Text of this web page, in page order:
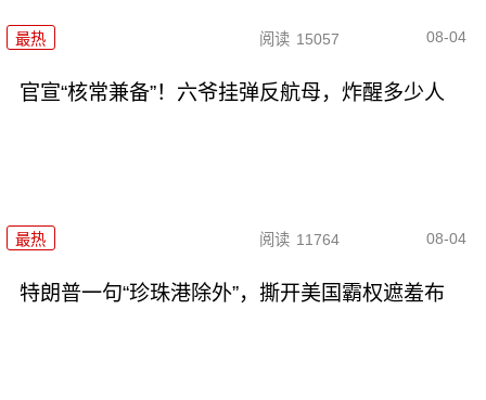
最热 阅读 15057 08-04
官宣“核常兼备”！六爷挂弹反航母，炸醒多少人
最热 阅读 11764 08-04
特朗普一句“珍珠港除外”，撕开美国霸权遮羞布